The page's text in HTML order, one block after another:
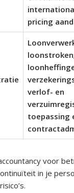
pricing
verlof- en
toepassing
voor
in je